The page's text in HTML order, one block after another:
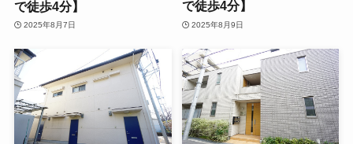
で徒歩4分】
2025年8月7日
で徒歩4分】
2025年8月9日